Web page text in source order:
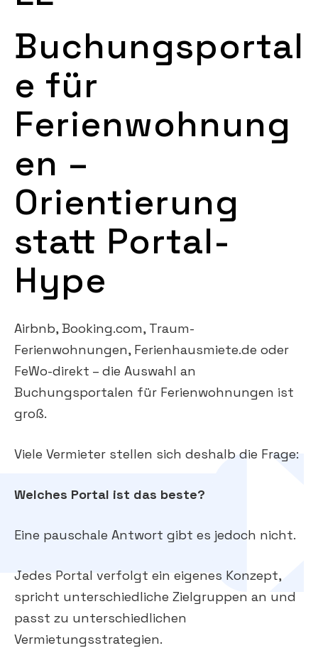
Buchungsportal
e für
Ferienwohnung
en –
Orientierung
statt Portal-
Hype
Airbnb, Booking.com, Traum-
Ferienwohnungen, Ferienhausmiete.de oder
FeWo-direkt – die Auswahl an
Buchungsportalen für Ferienwohnungen ist
groß.
Viele Vermieter stellen sich deshalb die Frage:
Welches Portal ist das beste?
Eine pauschale Antwort gibt es jedoch nicht.
Jedes Portal verfolgt ein eigenes Konzept,
spricht unterschiedliche Zielgruppen an und
passt zu unterschiedlichen
Vermietungsstrategien.